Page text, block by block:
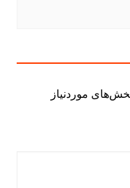
موردنیاز